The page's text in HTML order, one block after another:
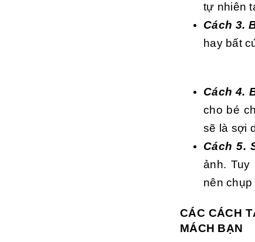
tự nhiên
Cách 3.
hay bất
Cách 4.
cho bé
sẽ là sợi
Cách 5.
ảnh. Tuy
nên
CÁC CÁCH
MÁCH BẠN